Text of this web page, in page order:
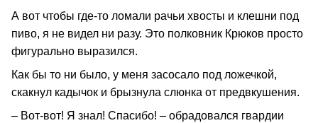
А вот чтобы где-то ломали рачьи хвосты и клешни под
пиво, я не видел ни разу. Это полковник Крюков просто
фигурально выразился.
Как бы то ни было, у меня засосало под ложечкой,
скакнул кадычок и брызнула слюнка от предвкушения.
– Вот-вот! Я знал! Спасибо! – обрадовался гвардии